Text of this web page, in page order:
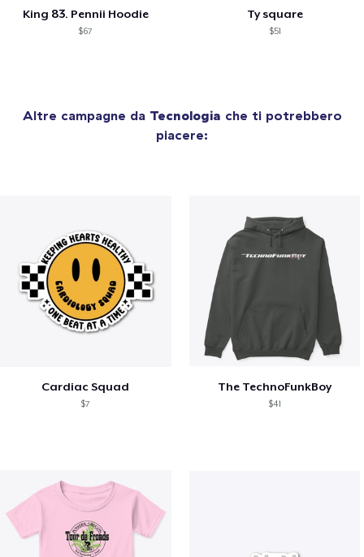
King 83. Pennii Hoodie
$67
Ty square
$51
Altre campagne da Tecnologia che ti potrebbero
piacere:
Cardiac Squad
$7
The TechnoFunkBoy
$41